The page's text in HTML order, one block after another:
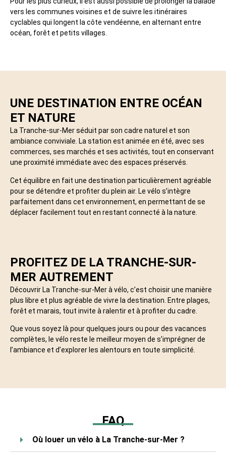
vers les communes voisines et de suivre les itinéraires
cyclables qui longent la côte vendéenne, en alternant entre
océan, forêt et petits villages.
UNE DESTINATION ENTRE OCÉAN
ET NATURE
La Tranche-sur-Mer séduit par son cadre naturel et son
ambiance conviviale. La station est animée en été, avec ses
commerces, ses marchés et ses activités, tout en conservant
une proximité immédiate avec des espaces préservés.
Cet équilibre en fait une destination particulièrement agréable
pour se détendre et profiter du plein air. Le vélo s’intègre
parfaitement dans cet environnement, en permettant de se
déplacer facilement tout en restant connecté à la nature.
PROFITEZ DE LA TRANCHE-SUR-
MER AUTREMENT
Découvrir La Tranche-sur-Mer à vélo, c’est choisir une manière
plus libre et plus agréable de vivre la destination. Entre plages,
forêt et marais, tout invite à ralentir et à profiter du cadre.
Que vous soyez là pour quelques jours ou pour des vacances
complètes, le vélo reste le meilleur moyen de s’imprégner de
l’ambiance et d’explorer les alentours en toute simplicité.
FAQ
Où louer un vélo à La Tranche-sur-Mer ?